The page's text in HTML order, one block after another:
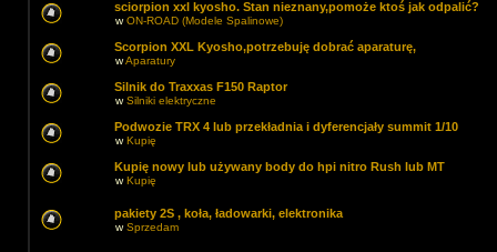
sciorpion xxl kyosho. Stan nieznany,pomoże ktoś jak odpalić?
wON-ROAD (Modele Spalinowe)
Scorpion XXL Kyosho,potrzebuję dobrać aparaturę,
wAparatury
Silnik do Traxxas F150 Raptor
wSilniki elektryczne
Podwozie TRX 4 lub przekładnia i dyferencjały summit 1/10
wKupię
Kupię nowy lub używany body do hpi nitro Rush lub MT
wKupię
pakiety 2S , koła, ładowarki, elektronika
wSprzedam